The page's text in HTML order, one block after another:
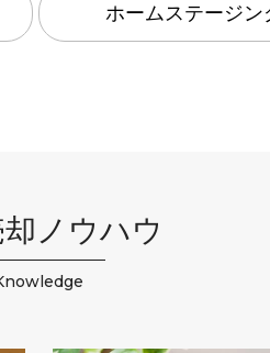
ホームステージン
ノウハウ